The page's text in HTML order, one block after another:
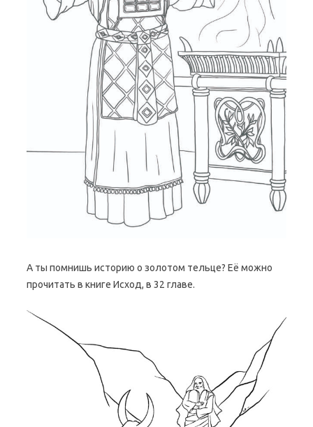
А ты помнишь историю о золотом тельце? Её можно
прочитать в книге Исход, в 32 главе.